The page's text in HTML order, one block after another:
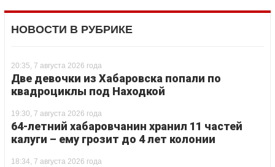
НОВОСТИ В РУБРИКЕ
20:35, 7 августа 2026 года
Две девочки из Хабаровска попали по
квадроциклы под Находкой
19:30, 7 августа 2026 года
64-летний хабаровчанин хранил 11 частей
калуги – ему грозит до 4 лет колонии
18:34, 7 августа 2026 года